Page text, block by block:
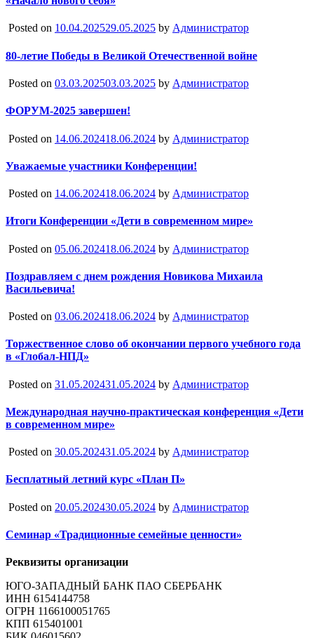
Posted on 10.04.202529.05.2025 by Администратор
80-летие Победы в Великой Отечественной войне
Posted on 03.03.202503.03.2025 by Администратор
ФОРУМ-2025 завершен!
Posted on 14.06.202418.06.2024 by Администратор
Уважаемые участники Конференции!
Posted on 14.06.202418.06.2024 by Администратор
Итоги Конференции «Дети в современном мире»
Posted on 05.06.202418.06.2024 by Администратор
Поздравляем с днем рождения Новикова Михаила
Васильевича!
Posted on 03.06.202418.06.2024 by Администратор
Торжественное слово об окончании первого учебного года
в «Глобал-НПД»
Posted on 31.05.202431.05.2024 by Администратор
Международная научно-практическая конференция «Дети
в современном мире»
Posted on 30.05.202431.05.2024 by Администратор
Бесплатный летний курс «План П»
Posted on 20.05.202430.05.2024 by Администратор
Семинар «Традиционные семейные ценности»
Реквизиты организации
ЮГО-ЗАПАДНЫЙ БАНК ПАО СБЕРБАНК
ИНН 6154144758
ОГРН 1166100051765
КПП 615401001